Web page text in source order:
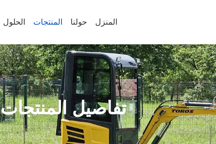
المنزل حولنا المنتجات الحلول
تفاصيل المنتجات